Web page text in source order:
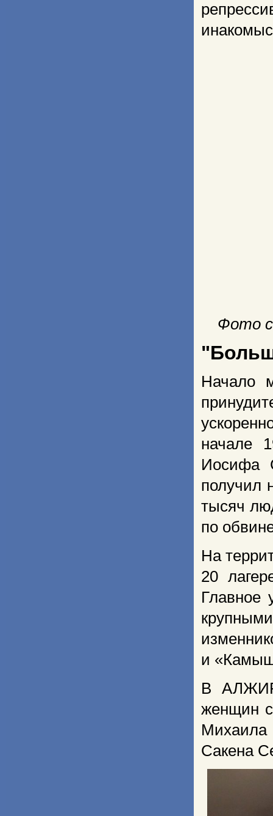
Фото
Начало
начале
Иосифа
получил
тысяч
по
На
20
Главное
и
В
женщин
Михаила
Сакена